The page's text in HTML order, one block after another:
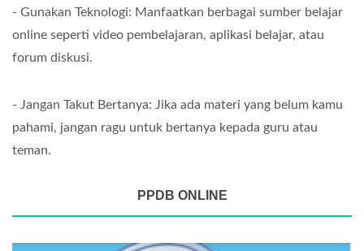
PPDB ONLINE
- Gunakan Teknologi: Manfaatkan berbagai sumber belajar
online seperti video pembelajaran, aplikasi belajar, atau
forum diskusi.
- Jangan Takut Bertanya: Jika ada materi yang belum kamu
pahami, jangan ragu untuk bertanya kepada guru atau
teman.